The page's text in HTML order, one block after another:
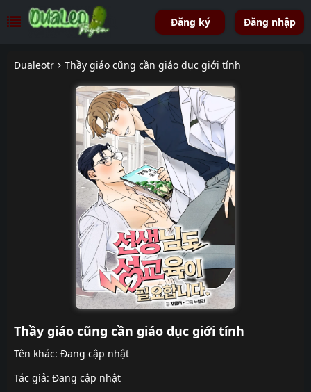
Đăng ký Đăng nhập
Dualeotr Thầy giáo cũng cần giáo dục giới tính
Thầy giáo cũng cần giáo dục giới tính
Tên khác: Đang cập nhật
Tác giả: Đang cập nhật